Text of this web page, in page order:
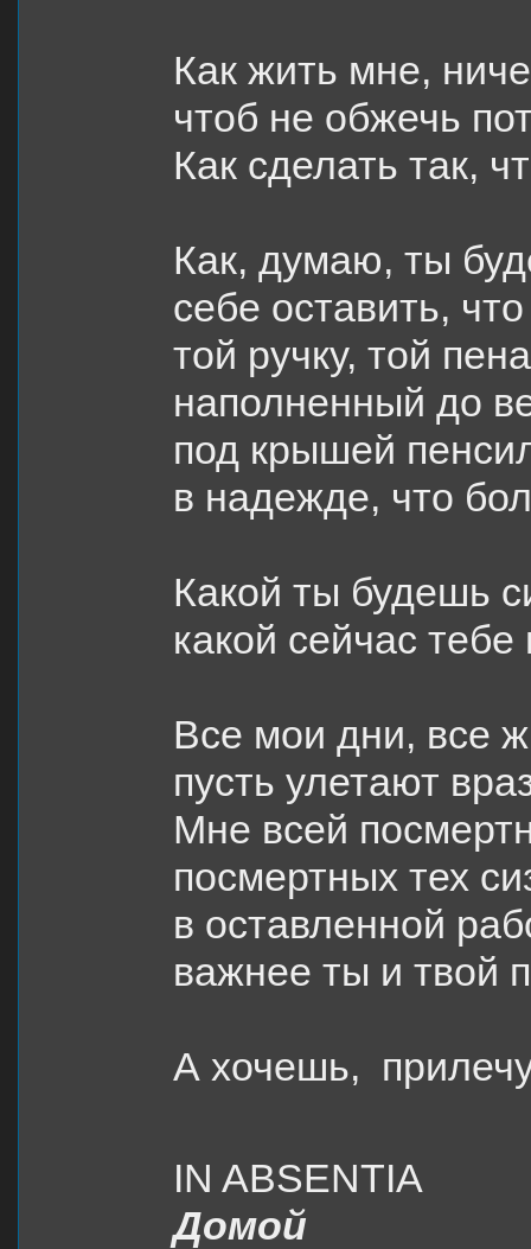
Как жить мне,
чтоб не обжечь
Как сделать так,
Как, думаю, ты
себе оставить,
той ручку, той
наполненный до
под крышей
в надежде, что
Какой ты будешь
какой сейчас
Все мои дни, все
пусть улетают
Мне всей
посмертных тех
в оставленной
важнее ты и твой
А хочешь,
IN ABSENTIA
Домой